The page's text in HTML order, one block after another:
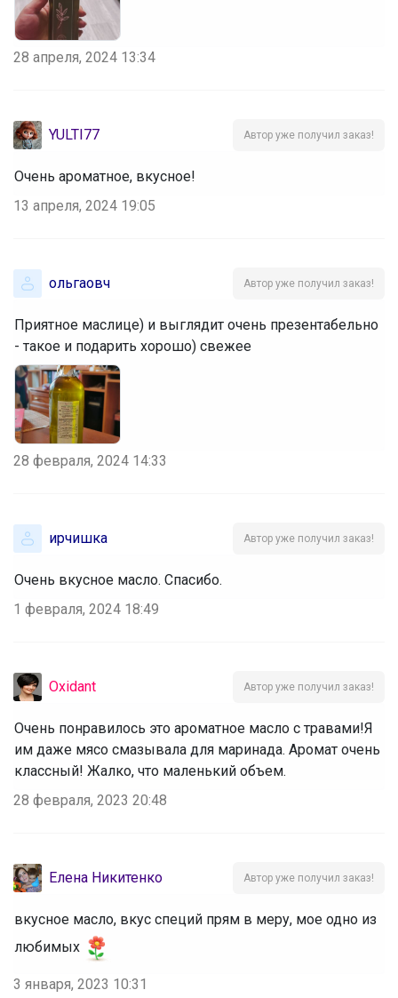
28 апреля, 2024 13:34
YULTI77 Автор уже получил заказ!
Очень ароматное, вкусное!
13 апреля, 2024 19:05
ольгаовч Автор уже получил заказ!
Приятное маслице) и выглядит очень презентабельно
- такое и подарить хорошо) свежее
28 февраля, 2024 14:33
ирчишка Автор уже получил заказ!
Очень вкусное масло. Спасибо.
1 февраля, 2024 18:49
Oxidant Автор уже получил заказ!
Очень понравилось это ароматное масло с травами!Я
им даже мясо смазывала для маринада. Аромат очень
классный! Жалко, что маленький объем.
28 февраля, 2023 20:48
Елена Никитенко Автор уже получил заказ!
вкусное масло, вкус специй прям в меру, мое одно из
любимых
3 января, 2023 10:31